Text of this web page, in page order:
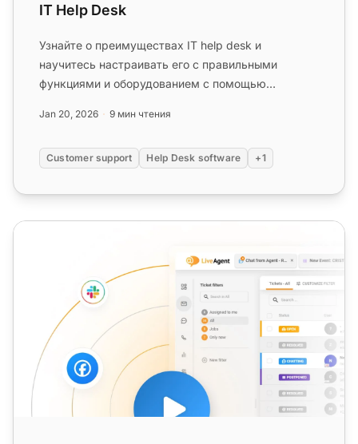
IT Help Desk
Узнайте о преимуществах IT help desk и
научитесь настраивать его с правильными
функциями и оборудованием с помощью
Улучшайте...
Jan 20, 2026 9 мин чтения
Customer support Help Desk software +1
Поддержка справочного стола